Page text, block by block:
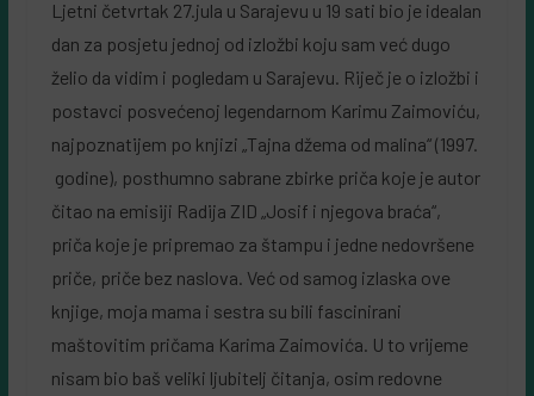
Ljetni četvrtak 27.jula u Sarajevu u 19 sati bio je idealan
dan za posjetu jednoj od izložbi koju sam već dugo
želio da vidim i pogledam u Sarajevu. Riječ je o izložbi i
postavci posvećenoj legendarnom Karimu Zaimoviću,
najpoznatijem po knjizi „Tajna džema od malina“ (1997.
godine), posthumno sabrane zbirke priča koje je autor
čitao na emisiji Radija ZID „Josif i njegova braća“,
priča koje je pripremao za štampu i jedne nedovršene
priče, priče bez naslova. Već od samog izlaska ove
knjige, moja mama i sestra su bili fascinirani
maštovitim pričama Karima Zaimovića. U to vrijeme
nisam bio baš veliki ljubitelj čitanja, osim redovne